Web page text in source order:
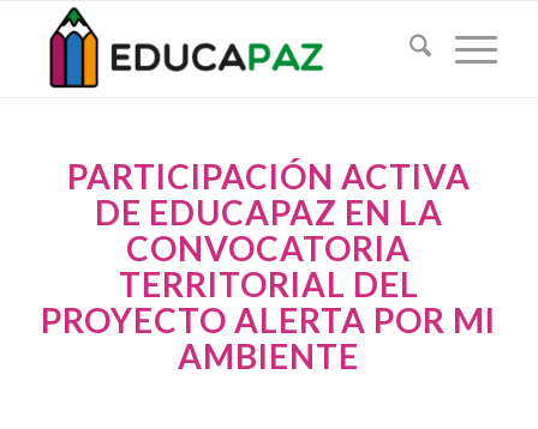
PARTICIPACIÓN ACTIVA
DE EDUCAPAZ EN LA
CONVOCATORIA
TERRITORIAL DEL
PROYECTO ALERTA POR MI
AMBIENTE